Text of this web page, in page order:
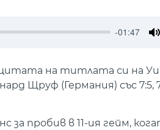
-01:47
на титлата си на
Щруф (Германия) със 7:5,
пробив в 11-ия гейм,